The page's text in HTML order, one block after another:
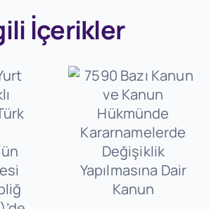
İçerikler